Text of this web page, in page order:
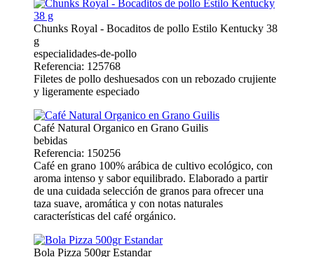
Chunks Royal - Bocaditos de pollo Estilo Kentucky 38
g
especialidades-de-pollo
Referencia: 125768
Filetes de pollo deshuesados con un rebozado crujiente
y ligeramente especiado
Café Natural Organico en Grano Guilis
bebidas
Referencia: 150256
Café en grano 100% arábica de cultivo ecológico, con
aroma intenso y sabor equilibrado. Elaborado a partir
de una cuidada selección de granos para ofrecer una
taza suave, aromática y con notas naturales
características del café orgánico.
Bola Pizza 500gr Estandar